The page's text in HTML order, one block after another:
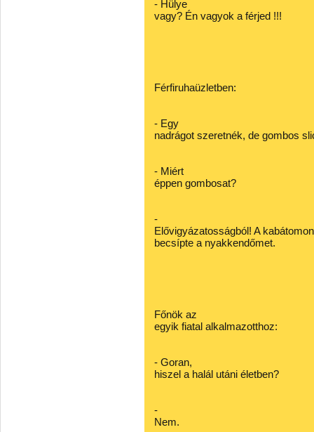
- Hülye
vagy? Én vagyok a férjed !!!
Férfiruhaüzletben:
- Egy
nadrágot szeretnék, de gombos
- Miért
éppen gombosat?
-
Elővigyázatosságból! A
becsípte a nyakkendőmet.
Főnök az
egyik fiatal alkalmazotthoz:
- Goran,
hiszel a halál utáni életben?
-
Nem.